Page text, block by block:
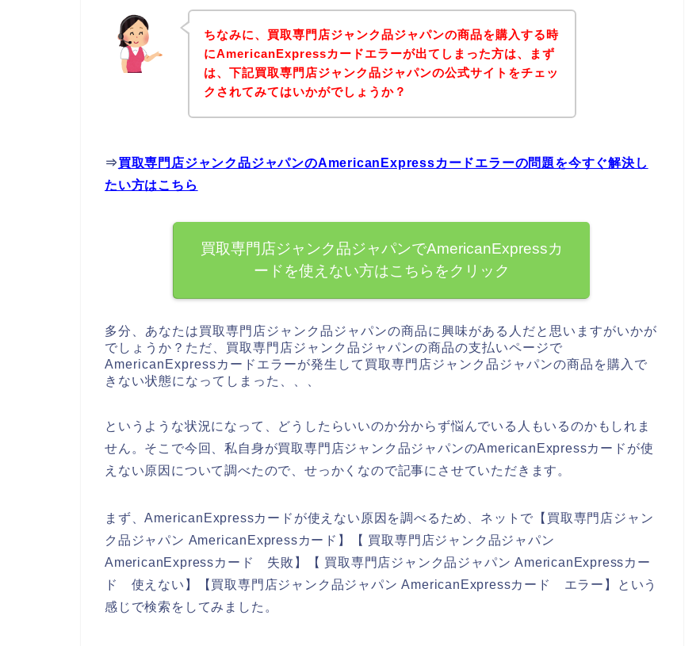
ちなみに、買取専門店ジャンク品ジャパンの商品を購入する時
にAmericanExpressカードエラーが出てしまった方は、まず
は、下記買取専門店ジャンク品ジャパンの公式サイトをチェッ
クされてみてはいかがでしょうか？
⇒買取専門店ジャンク品ジャパンのAmericanExpressカードエラーの問題を今すぐ解決し
たい方はこちら
買取専門店ジャンク品ジャパンでAmericanExpressカ
ードを使えない方はこちらをクリック
多分、あなたは買取専門店ジャンク品ジャパンの商品に興味がある人だと思いますがいかが
でしょうか？ただ、買取専門店ジャンク品ジャパンの商品の支払いページで
AmericanExpressカードエラーが発生して買取専門店ジャンク品ジャパンの商品を購入で
きない状態になってしまった、、、
というような状況になって、どうしたらいいのか分からず悩んでいる人もいるのかもしれま
せん。そこで今回、私自身が買取専門店ジャンク品ジャパンのAmericanExpressカードが使
えない原因について調べたので、せっかくなので記事にさせていただきます。
まず、AmericanExpressカードが使えない原因を調べるため、ネットで【買取専門店ジャン
ク品ジャパン AmericanExpressカード】【 買取専門店ジャンク品ジャパン
AmericanExpressカード 失敗】【 買取専門店ジャンク品ジャパン AmericanExpressカー
ド 使えない】【買取専門店ジャンク品ジャパン AmericanExpressカード エラー】という
感じで検索をしてみました。